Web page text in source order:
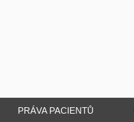
PRÁVA PACIENTŮ